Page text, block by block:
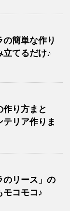
の簡単な作り
立てるだけ♪
り方まと
リア作りま
のリース」の
モコモコ♪